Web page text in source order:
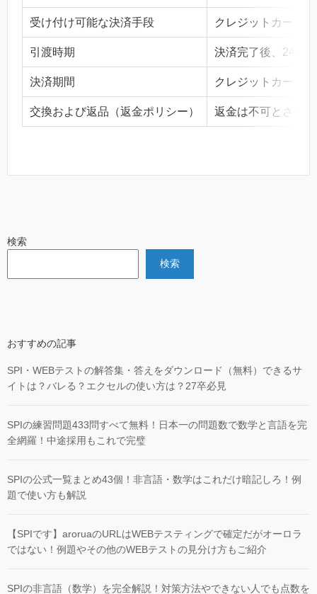
受け付け可能な決済手段 クレジットカード
引渡時期 決済完了後、24時
決済期間 クレジットカード
交換および返品（返金ポリシー） 返金は不可とさせ
検索
検索
おすすめの記事
SPI・WEBテストの解答集・答えをダウンロード（無料）できるサ
イトは？バレる？エクセルの使い方は？27卒必見
SPIの練習問題433問すべて無料！日本一の問題数で数学と言語を完
全網羅！中途採用もこれで完璧
SPIの公式一覧まとめ43個！非言語・数学はこれだけ暗記しろ！例
題で使い方も解説
【SPIです】aroruaのURLはWEBテスティングで確定だがオーロラ
ではない！例題やその他のWEBテストの見分け方もご紹介
SPIの非言語（数学）を完全解説！対策方法やできない人でも点数を